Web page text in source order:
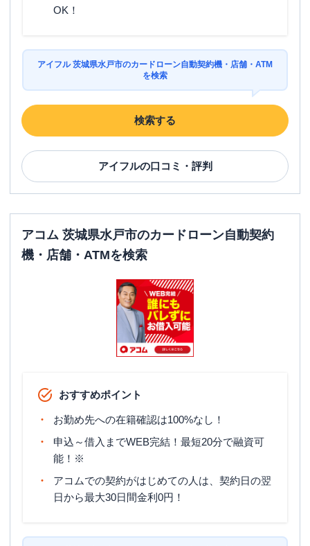
OK！
アイフル 茨城県水戸市のカードローン自動契約機・店舗・ATM
を検索
検索する
アイフルの口コミ・評判
アコム 茨城県水戸市のカードローン自動契約
機・店舗・ATMを検索
おすすめポイント
お勤め先への在籍確認は100%なし！
申込～借入までWEB完結！最短20分で融資可
能！※
アコムでの契約がはじめての人は、契約日の翌
日から最大30日間金利0円！